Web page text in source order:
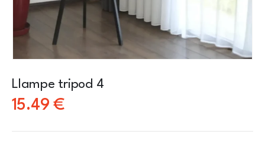
Llampe tripod 4
15.49€